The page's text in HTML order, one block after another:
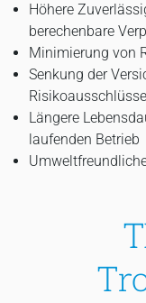
Höhere
berechenbare
Minimierung von
Senkung der
Risikoausschlüsse
Längere
laufenden Betrieb